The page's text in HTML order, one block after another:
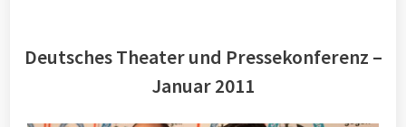
Deutsches Theater und Pressekonferenz –
Januar 2011